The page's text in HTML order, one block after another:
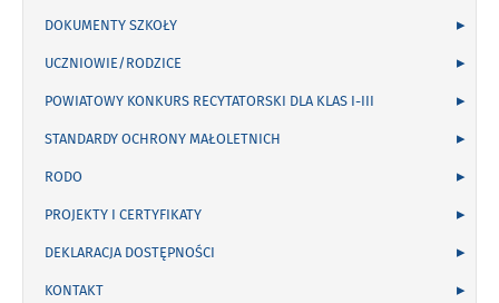
DOKUMENTY SZKOŁY
UCZNIOWIE/RODZICE
POWIATOWY KONKURS RECYTATORSKI DLA KLAS I-III
STANDARDY OCHRONY MAŁOLETNICH
RODO
PROJEKTY I CERTYFIKATY
DEKLARACJA DOSTĘPNOŚCI
KONTAKT